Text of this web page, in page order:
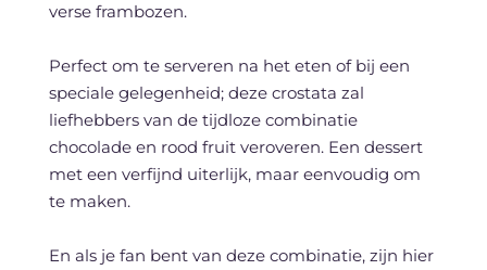
verse frambozen.
Perfect om te serveren na het eten of bij een
speciale gelegenheid; deze crostata zal
liefhebbers van de tijdloze combinatie
chocolade en rood fruit veroveren. Een dessert
met een verfijnd uiterlijk, maar eenvoudig om
te maken.
En als je fan bent van deze combinatie, zijn hier